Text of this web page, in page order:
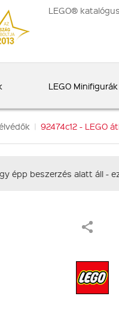
LEGO®
LEGO Minifigurák
| 92474c12 - LEGO
épp beszerzés alatt áll -